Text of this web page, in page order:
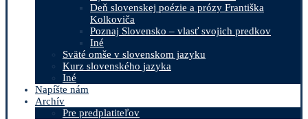
Deň slovenskej poézie a prózy Františka
Kolkoviča
Poznaj Slovensko – vlasť svojich predkov
Iné
Sväté omše v slovenskom jazyku
Kurz slovenského jazyka
Iné
Napíšte nám
Archív
Pre predplatiteľov